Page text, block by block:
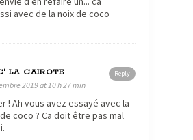
avec de la noix de coco
Reply
LA CAIROTE
2019 at 10 h 27 min
! Ah vous avez essayé avec la
coco ? Ca doit être pas mal